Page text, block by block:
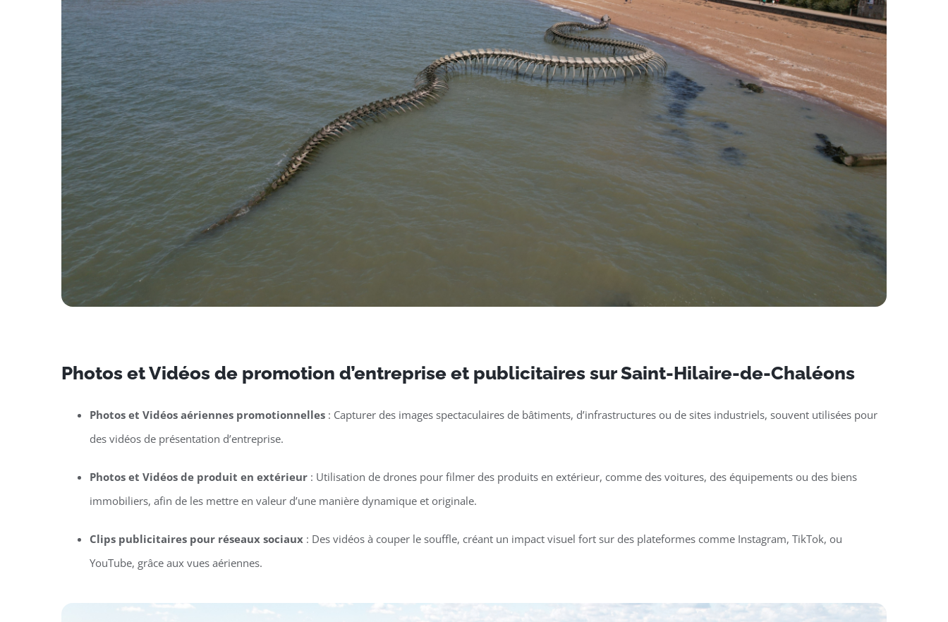
Photos et Vidéos de promotion d’entreprise et publicitaires sur Saint-Hilaire-de-Chaléons
Photos et Vidéos aériennes promotionnelles: Capturer des images spectaculaires de bâtiments, d’infrastructures ou de sites industriels, souvent utilisées pour
des vidéos de présentation d’entreprise.
Photos et Vidéos de produit en extérieur: Utilisation de drones pour filmer des produits en extérieur, comme des voitures, des équipements ou des biens
immobiliers, afin de les mettre en valeur d’une manière dynamique et originale.
Clips publicitaires pour réseaux sociaux: Des vidéos à couper le souffle, créant un impact visuel fort sur des plateformes comme Instagram, TikTok, ou
YouTube, grâce aux vues aériennes.